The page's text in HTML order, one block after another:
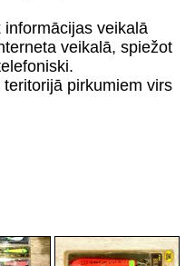
veikalā
veikalā, spiežot
pirkumiem virs